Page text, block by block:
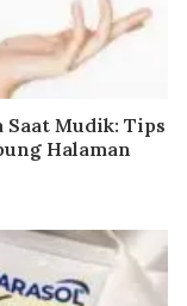
Saat Mudik: Tips
Halaman